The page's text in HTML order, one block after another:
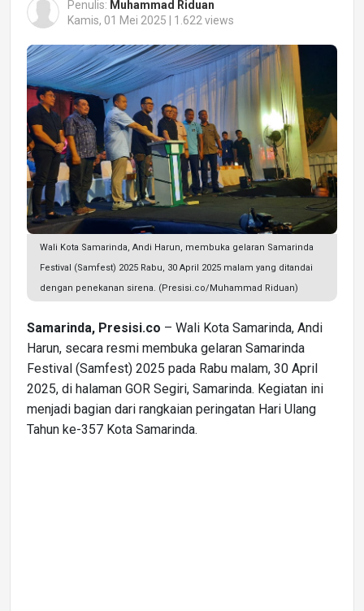
Penulis: Muhammad Riduan
Kamis, 01 Mei 2025 | 1.622 views
Wali Kota Samarinda, Andi Harun, membuka gelaran Samarinda
Festival (Samfest) 2025 Rabu, 30 April 2025 malam yang ditandai
dengan penekanan sirena. (Presisi.co/Muhammad Riduan)
Samarinda, Presisi.co – Wali Kota Samarinda, Andi
Harun, secara resmi membuka gelaran Samarinda
Festival (Samfest) 2025 pada Rabu malam, 30 April
2025, di halaman GOR Segiri, Samarinda. Kegiatan ini
menjadi bagian dari rangkaian peringatan Hari Ulang
Tahun ke-357 Kota Samarinda.